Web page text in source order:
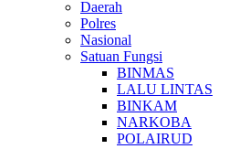
Daerah
Polres
Nasional
Satuan Fungsi
BINMAS
LALU LINTAS
BINKAM
NARKOBA
POLAIRUD